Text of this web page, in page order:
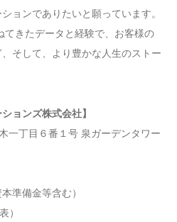
ョンでありたいと願っています。
てきたデータと経験で、お客様の
そして、より豊かな人生のストー
ョンズ株式会社】
一丁目６番１号 泉ガーデンタワー
準備金等含む）
）